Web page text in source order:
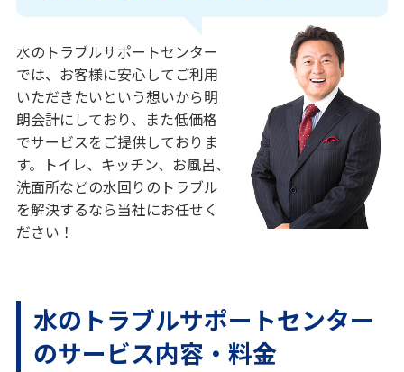
水のトラブルサポートセンター
では、お客様に安心してご利用
いただきたいという想いから明
朗会計にしており、また低価格
でサービスをご提供しておりま
す。トイレ、キッチン、お風呂、
洗面所などの水回りのトラブル
を解決するなら当社にお任せく
ださい！
水のトラブルサポートセンター
のサービス内容・料金